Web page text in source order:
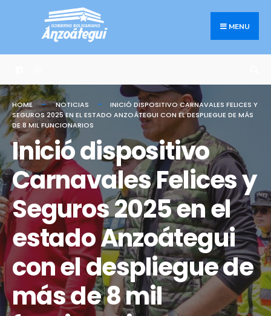
MENU
HOME NOTICIAS
INICIÓ DISPOSITIVO CARNAVALES FELICES Y
SEGUROS 2025 EN EL ESTADO ANZOÁTEGUI CON EL DESPLIEGUE DE MÁS
DE 8 MIL FUNCIONARIOS
Inició dispositivo
Carnavales Felices y
Seguros 2025 en el
estado Anzoátegui
con el despliegue de
más de 8 mil
Search